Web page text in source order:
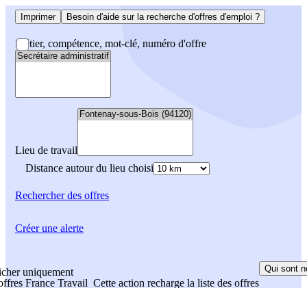
Imprimer Besoin d'aide sur la recherche d'offres d'emploi ?
Métier, compétence, mot-clé, numéro d'offre
Lieu de travail
Distance autour du lieu choisi
Rechercherdes offres
uniquement
France Travail Cette action recharge la liste des offres
Qui sont
Créer une alerte